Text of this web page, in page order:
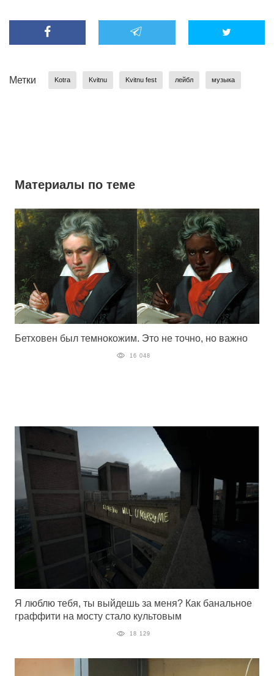
Метки Kotra Kvitnu Kvitnu fest лейбл музыка
Материалы по теме
Бетховен был темнокожим. Это не точно, но важно
16 048
Я люблю тебя, ты выйдешь за меня? Как банальное
граффити на мосту стало культовым
18 129